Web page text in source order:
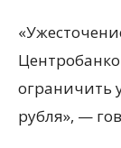
ограничить
рубля», —